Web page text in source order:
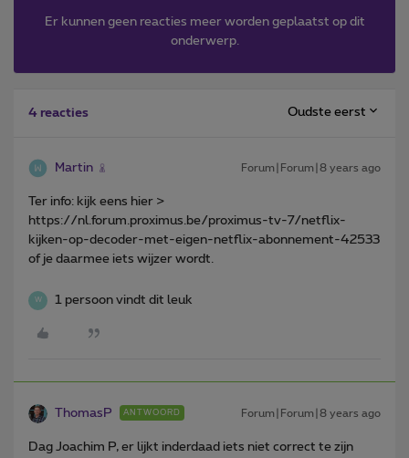
Er kunnen geen reacties meer worden geplaatst op dit
onderwerp.
4 reacties Oudste eerst
Martin Forum|Forum|8 years ago
Ter info: kijk eens hier >
https://nl.forum.proximus.be/proximus-tv-7/netflix-
kijken-op-decoder-met-eigen-netflix-abonnement-42533
of je daarmee iets wijzer wordt.
W 1 persoon vindt dit leuk
ThomasP ANTWOORD Forum|Forum|8 years ago
Dag Joachim P, er lijkt inderdaad iets niet correct te zijn